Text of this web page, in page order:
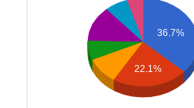
36.7%
22.1%